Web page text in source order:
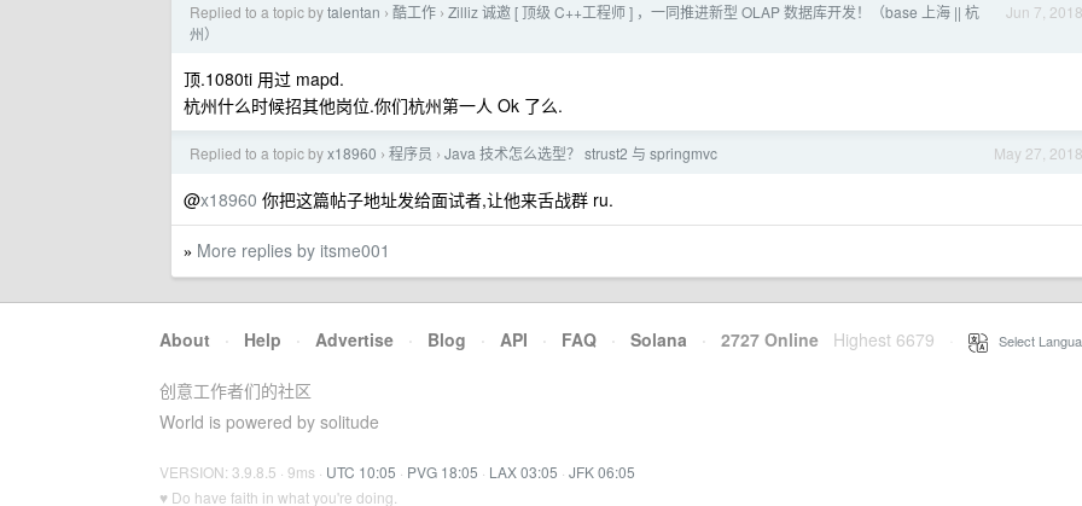
Jun 7, 2018
Replied to a topic bytalentan › 酷工作 › Zilliz 诚邀 [ 顶级 C++工程师 ] ，一同推进新型 OLAP 数据库开发！（base 上海 || 杭
州）
顶.1080ti 用过 mapd.
杭州什么时候招其他岗位.你们杭州第一人 Ok 了么.
May 27, 2018
Replied to a topic byx18960 › 程序员 › Java 技术怎么选型？ strust2 与 springmvc
@x18960 你把这篇帖子地址发给面试者,让他来舌战群 ru.
» More replies by itsme001
About · Help · Advertise · Blog · API · FAQ · Solana · 2727 Online Highest 6679 Select
创意工作者们的社区
World is powered by solitude
VERSION: 3.9.8.5 · 9ms · UTC 10:05 · PVG 18:05 · LAX 03:05 · JFK 06:05
♥ Do have faith in what you're doing.